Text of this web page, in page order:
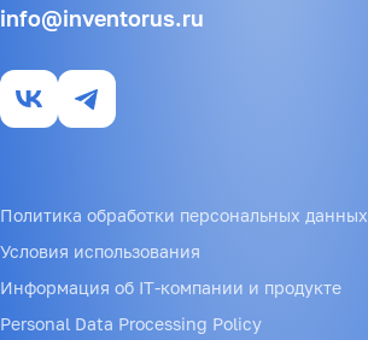
info@inventorus.ru
Политика обработки персональных данных
Условия использования
Информация об IT-компании и продукте
Personal Data Processing Policy